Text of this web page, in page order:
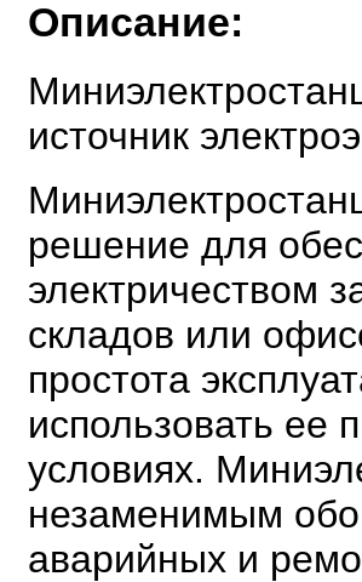
Описание:
источник
решение для
электричеством
складов или
простота
использовать ее
условиях.
незаменимым
аварийных и